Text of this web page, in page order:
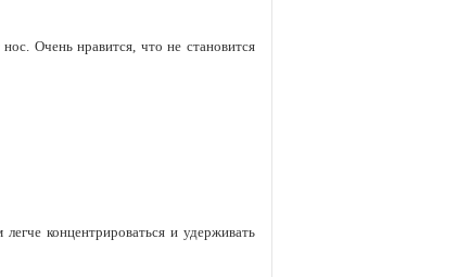
Очень нравится, что не становится
концентрироваться и удерживать